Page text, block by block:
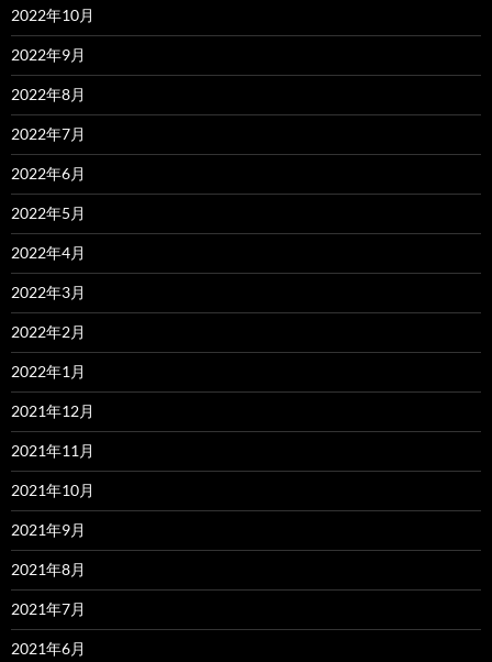
2022年10月
2022年9月
2022年8月
2022年7月
2022年6月
2022年5月
2022年4月
2022年3月
2022年2月
2022年1月
2021年12月
2021年11月
2021年10月
2021年9月
2021年8月
2021年7月
2021年6月